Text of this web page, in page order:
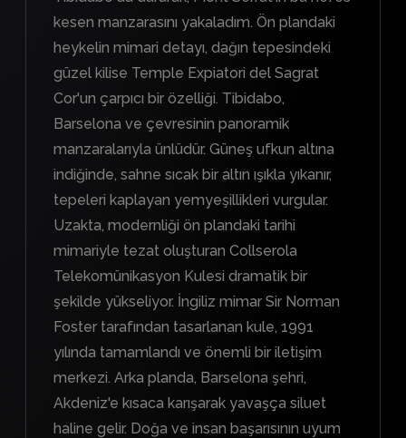
kesen manzarasını yakaladım. Ön plandaki
heykelin mimari detayı, dağın tepesindeki
güzel kilise Temple Expiatori del Sagrat
Cor'un çarpıcı bir özelliği. Tibidabo,
Barselona ve çevresinin panoramik
manzaralarıyla ünlüdür. Güneş ufkun altına
indiğinde, sahne sıcak bir altın ışıkla yıkanır,
tepeleri kaplayan yemyeşillikleri vurgular.
Uzakta, modernliği ön plandaki tarihi
mimariyle tezat oluşturan Collserola
Telekomünikasyon Kulesi dramatik bir
şekilde yükseliyor. İngiliz mimar Sir Norman
Foster tarafından tasarlanan kule, 1991
yılında tamamlandı ve önemli bir iletişim
merkezi. Arka planda, Barselona şehri,
Akdeniz'e kısaca karışarak yavaşça siluet
haline gelir. Doğa ve insan başarısının uyum